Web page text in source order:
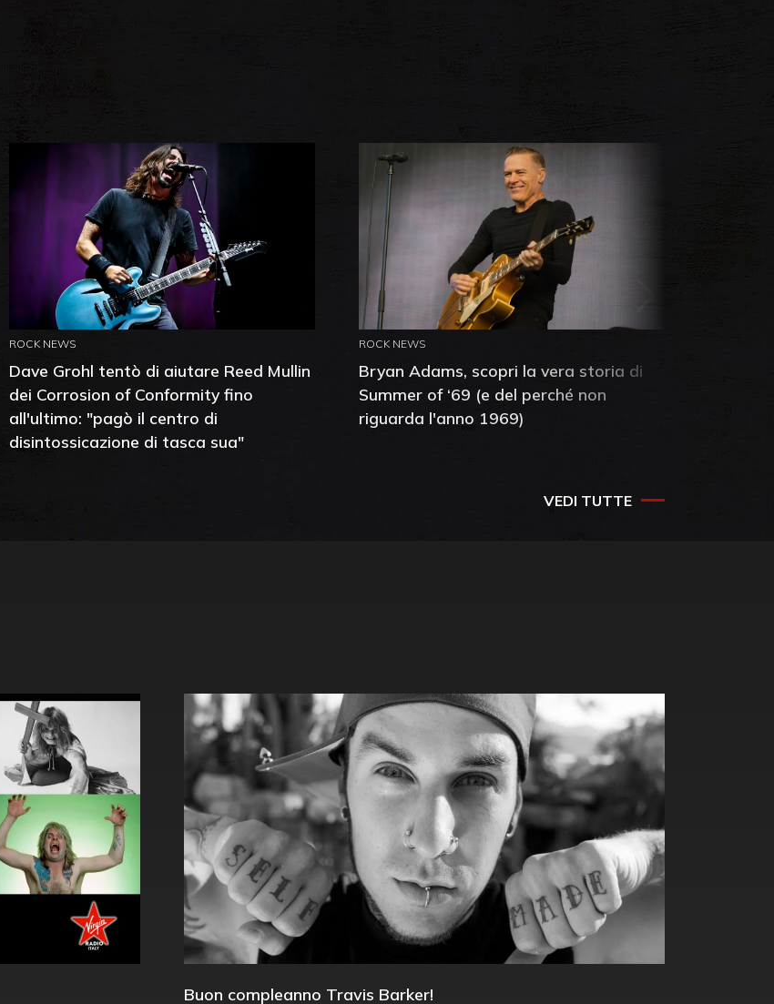
ROCK NEWS
Dave Grohl tentò di aiutare Reed Mullin
dei Corrosion of Conformity fino
all'ultimo: "pagò il centro di
disintossicazione di tasca sua"
ROCK NEWS
Bryan Adams, scopri la vera storia di
Summer of ‘69 (e del perché non
riguarda l'anno 1969)
VEDI TUTTE
Buon compleanno Travis Barker!